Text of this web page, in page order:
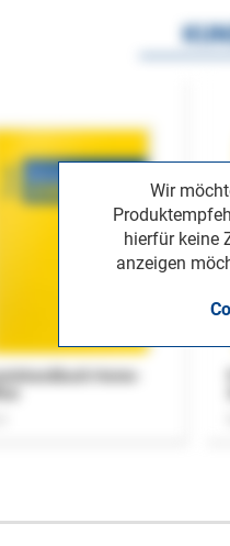
Wir
hierfür keine
anzeigen
Home-